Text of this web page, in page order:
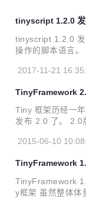
tinyscript 1.2.0 发
tinyscript 1.2.0 发
操作的脚本语言
n互转函数：
强函数：
y、makeDate、
当前日期函数：
2017-11-21
TinyFramework
Tiny 框架历经一
发布 2.0 了。 2.0
升的版本。
有需求，和改进
外，已经全部处
有相当多的由我们
谢他们对我们的
是1710个，贡献
2015-06-10
TinyFramework
TinyFramework
y框架 虽然整体体